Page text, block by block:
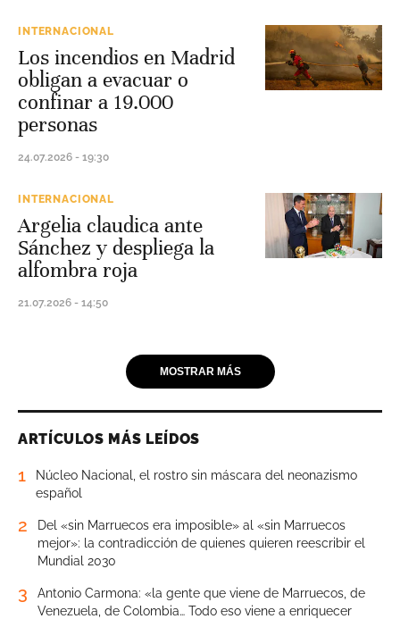
INTERNACIONAL
Los incendios en Madrid
obligan a evacuar o
confinar a 19.000
personas
24.07.2026 - 19:30
INTERNACIONAL
Argelia claudica ante
Sánchez y despliega la
alfombra roja
21.07.2026 - 14:50
MOSTRAR MÁS
ARTÍCULOS MÁS LEÍDOS
1
Núcleo Nacional, el rostro sin máscara del neonazismo
español
2
Del «sin Marruecos era imposible» al «sin Marruecos
mejor»: la contradicción de quienes quieren reescribir el
Mundial 2030
3
Antonio Carmona: «la gente que viene de Marruecos, de
Venezuela, de Colombia… Todo eso viene a enriquecer